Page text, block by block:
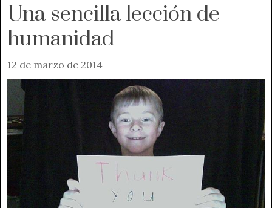
Una sencilla lección de
humanidad
12 de marzo de 2014